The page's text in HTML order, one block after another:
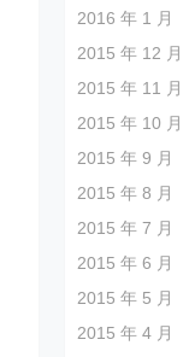
2016 年 1 月
2015 年 12 月
2015 年 11 月
2015 年 10 月
2015 年 9 月
2015 年 8 月
2015 年 7 月
2015 年 6 月
2015 年 5 月
2015 年 4 月